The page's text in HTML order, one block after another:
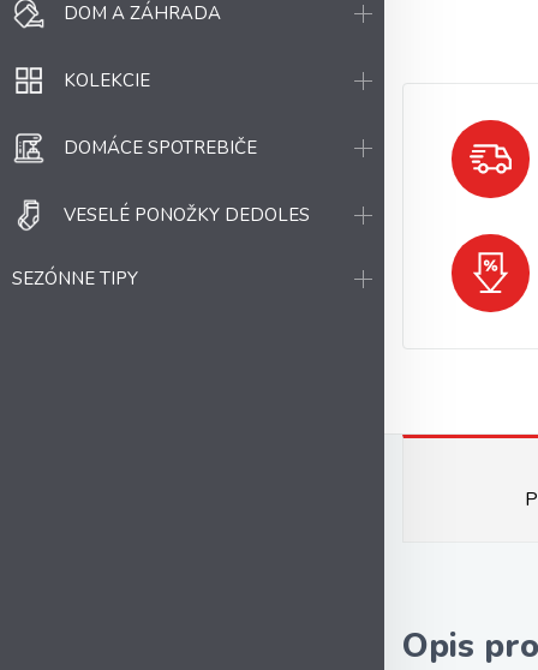
DOM A ZÁHRADA
KOLEKCIE
DOMÁCE SPOTREBIČE
VESELÉ PONOŽKY DEDOLES
SEZÓNNE TIPY
Opis